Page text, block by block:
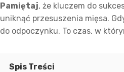
Pamiętaj, że kluczem do
uniknąć przesuszenia mięsa.
do odpoczynku. To czas, w
Spis Treści